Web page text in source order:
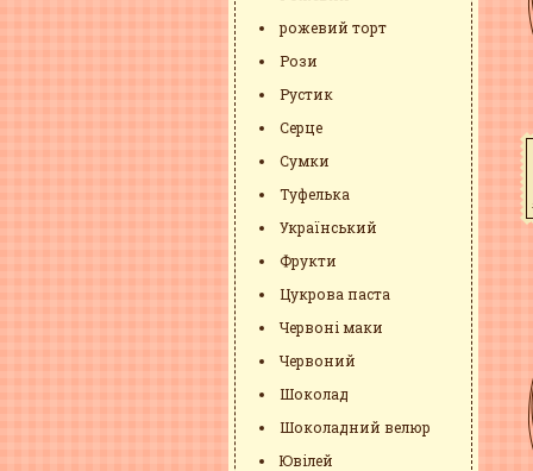
рожевий торт
Рози
Рустик
Серце
Сумки
Туфелька
Український
Фрукти
Цукрова паста
Червоні маки
Червоний
Шоколад
Шоколадний велюр
Ювілей